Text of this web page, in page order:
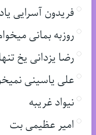
فریدون آسرایی
روزبه بمانی
رضا یزدانی یخ
علی یاسینی
نیواد غریبه
امیر عظیمی بت